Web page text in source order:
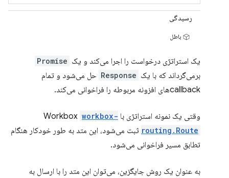
رسیدگی
باطل
یک استراتژی درخواست را اجرا می‌کند و یک Promise
برمی‌گرداند که با یک Response حل می‌شود و تمام
callbackهای افزونه مربوطه را فراخوانی می‌کند.
وقتی یک نمونه استراتژی با Workbox workbox-
routing.Route ثبت می‌شود، این متد به طور خودکار هنگام
تطابق مسیر فراخوانی می‌شود.
به عنوان یک روش جایگزین، می‌توان این متد را با ارسال به